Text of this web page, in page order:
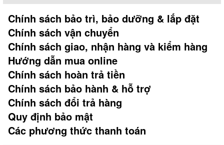
Chính sách bảo trì, bảo dưỡng & lắp đặt
Chính sách vận chuyển
Chính sách giao, nhận hàng và kiểm hàng
Hướng dẫn mua online
Chính sách hoàn trả tiền
Chính sách bảo hành & hỗ trợ
Chính sách đổi trả hàng
Quy định bảo mật
Các phương thức thanh toán